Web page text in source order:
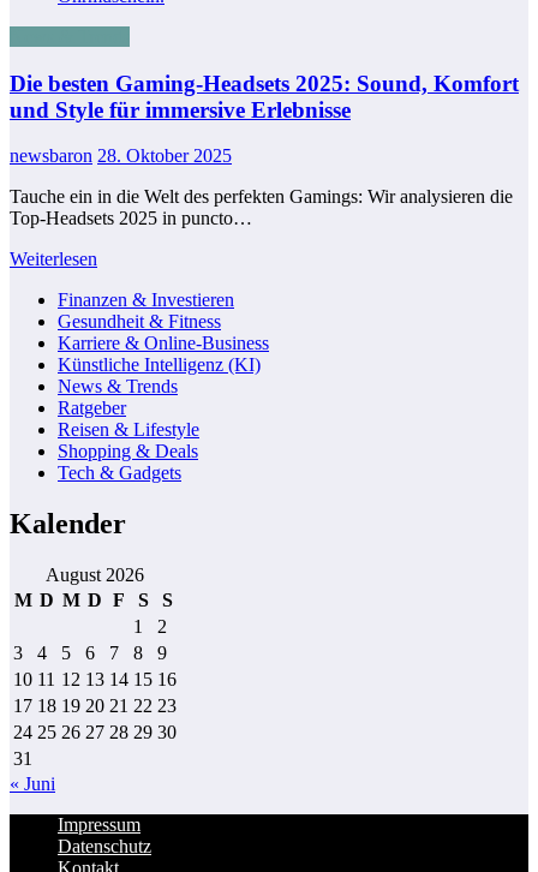
Die besten Gaming-Headsets 2025: Sound, Komfort
und Style für immersive Erlebnisse
newsbaron 28. Oktober 2025
Tauche ein in die Welt des perfekten Gamings: Wir analysieren die
Top-Headsets 2025 in puncto…
Weiterlesen
Finanzen & Investieren
Gesundheit & Fitness
Karriere & Online-Business
Künstliche Intelligenz (KI)
News & Trends
Ratgeber
Reisen & Lifestyle
Shopping & Deals
Tech & Gadgets
Kalender
August 2026
M D M D F S
S
1
2
3
4 5 6 7 8
9
10 11 12 13 14 15 16
17 18 19 20 21 22 23
24 25 26 27 28 29 30
31
« Juni
Impressum
Datenschutz
Kontakt